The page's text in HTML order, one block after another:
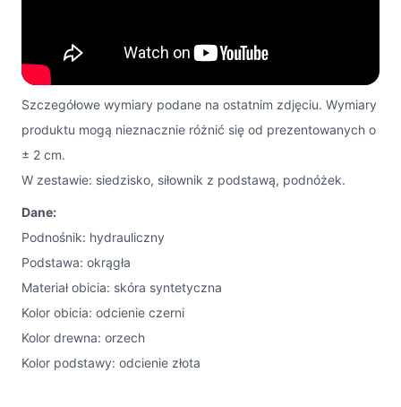
Szczegółowe wymiary podane na ostatnim zdjęciu. Wymiary
produktu mogą nieznacznie różnić się od prezentowanych o
± 2 cm.
W zestawie: siedzisko, siłownik z podstawą, podnóżek.
Dane:
Podnośnik: hydrauliczny
Podstawa: okrągła
Materiał obicia: skóra syntetyczna
Kolor obicia: odcienie czerni
Kolor drewna: orzech
Kolor podstawy: odcienie złota